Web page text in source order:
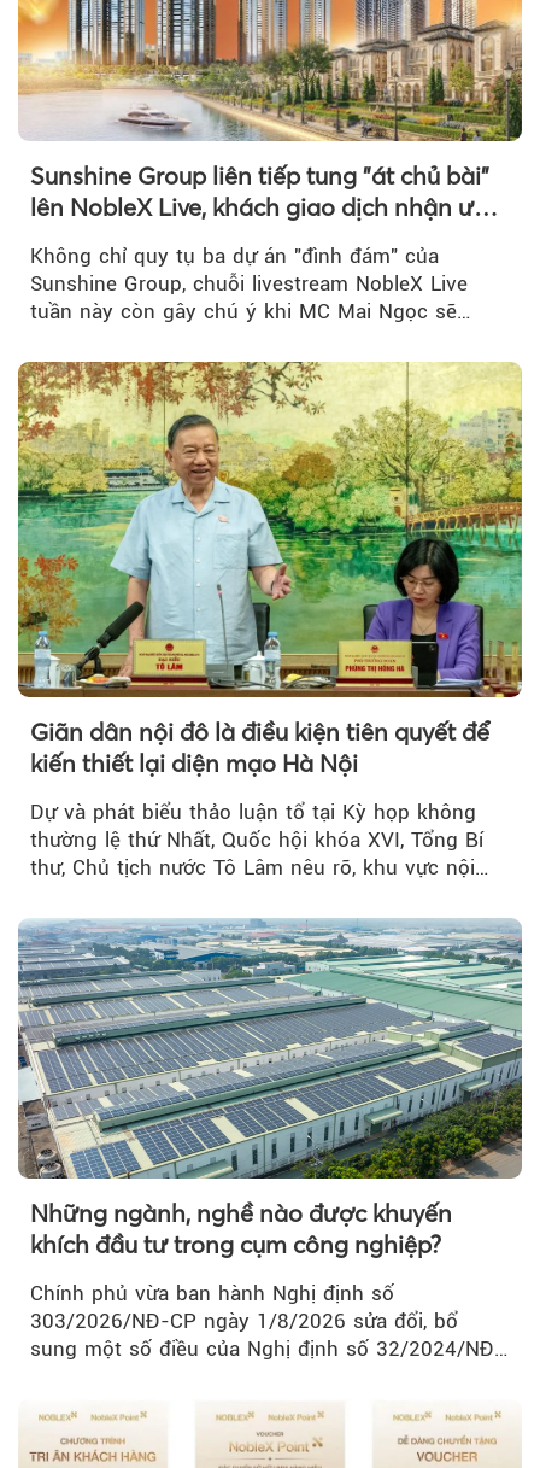
Sunshine Group liên tiếp tung "át chủ bài"
lên NobleX Live, khách giao dịch nhận ưu
Không chỉ quy tụ ba dự án "đình đám" của
Sunshine Group, chuỗi livestream NobleX Live
tuần này còn gây chú ý khi MC Mai Ngọc sẽ
Giãn dân nội đô là điều kiện tiên quyết để
kiến thiết lại diện mạo Hà Nội
Dự và phát biểu thảo luận tổ tại Kỳ họp không
thường lệ thứ Nhất, Quốc hội khóa XVI, Tổng Bí
thư, Chủ tịch nước Tô Lâm nêu rõ, khu vực nội
Những ngành, nghề nào được khuyến
khích đầu tư trong cụm công nghiệp?
Chính phủ vừa ban hành Nghị định số
303/2026/NĐ-CP ngày 1/8/2026 sửa đổi, bổ
sung một số điều của Nghị định số 32/2024/NĐ-